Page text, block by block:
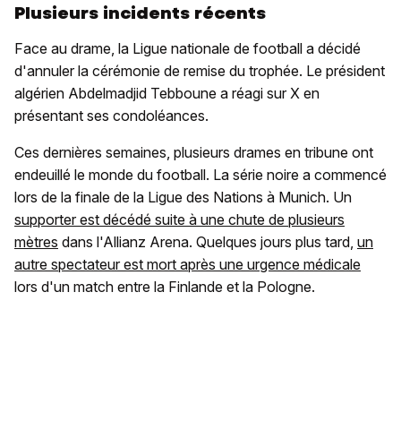
Plusieurs incidents récents
Face au drame, la Ligue nationale de football a décidé
d'annuler la cérémonie de remise du trophée. Le président
algérien Abdelmadjid Tebboune a réagi sur X en
présentant ses condoléances.
Ces dernières semaines, plusieurs drames en tribune ont
endeuillé le monde du football. La série noire a commencé
lors de la finale de la Ligue des Nations à Munich. Un
supporter est décédé suite à une chute de plusieurs
mètres dans l'Allianz Arena. Quelques jours plus tard, un
autre spectateur est mort après une urgence médicale
lors d'un match entre la Finlande et la Pologne.